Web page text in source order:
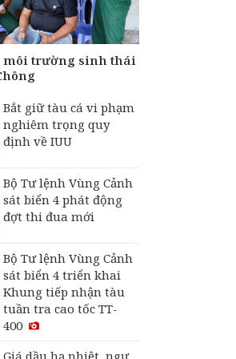
môi trường sinh thái
Bắt giữ tàu cá vi phạm
nghiêm trọng quy
định về IUU
Bộ Tư lệnh Vùng Cảnh
sát biển 4 phát động
đợt thi đua mới
Bộ Tư lệnh Vùng Cảnh
sát biển 4 triển khai
Khung tiếp nhận tàu
tuần tra cao tốc TT-
400